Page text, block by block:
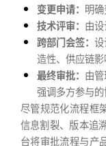
变更申请： 明
技术评审： 由
跨部门会签：
造性、供应链影
最终审批： 由
强调多方参与的
尽管规范化流程框
信息割裂、版本追
台将审批流程与产